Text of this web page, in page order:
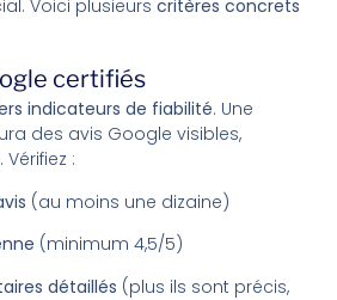
Voici plusieurs critères concrets
certifiés
indicateurs de fiabilité. Une
des avis Google visibles,
:
(au moins une dizaine)
(minimum 4,5/5)
détaillés (plus ils sont précis,